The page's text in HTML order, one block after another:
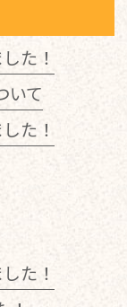
た！
いて
た！
た！